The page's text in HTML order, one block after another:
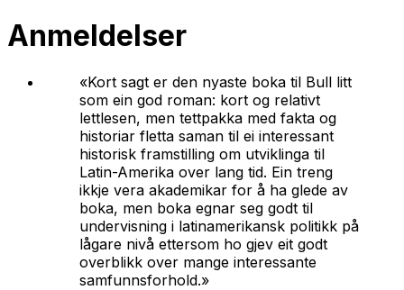
Anmeldelser
«Kort sagt er den nyaste boka til Bull litt
som ein god roman: kort og relativt
lettlesen, men tettpakka med fakta og
historiar fletta saman til ei interessant
historisk framstilling om utviklinga til
Latin-Amerika over lang tid. Ein treng
ikkje vera akademikar for å ha glede av
boka, men boka egnar seg godt til
undervisning i latinamerikansk politikk på
lågare nivå ettersom ho gjev eit godt
overblikk over mange interessante
samfunnsforhold.»